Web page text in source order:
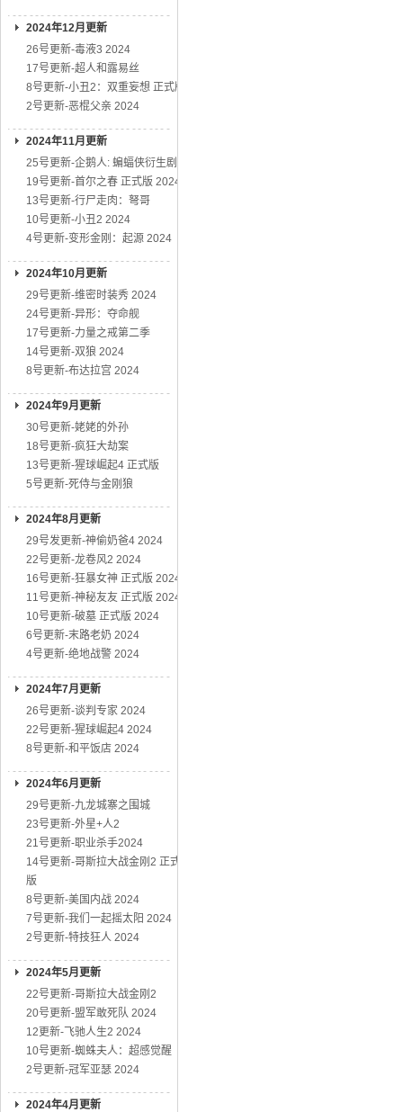
2024年12月更新
26号更新-毒液3 2024
17号更新-超人和露易丝
8号更新-小丑2：双重妄想 正式版
2号更新-恶棍父亲 2024
2024年11月更新
25号更新-企鹅人: 蝙蝠侠衍生剧
19号更新-首尔之春 正式版 2024
13号更新-行尸走肉：弩哥
10号更新-小丑2 2024
4号更新-变形金刚：起源 2024
2024年10月更新
29号更新-维密时装秀 2024
24号更新-异形：夺命舰
17号更新-力量之戒第二季
14号更新-双狼 2024
8号更新-布达拉宫 2024
2024年9月更新
30号更新-姥姥的外孙
18号更新-疯狂大劫案
13号更新-猩球崛起4 正式版
5号更新-死侍与金刚狼
2024年8月更新
29号发更新-神偷奶爸4 2024
22号更新-龙卷风2 2024
16号更新-狂暴女神 正式版 2024
11号更新-神秘友友 正式版 2024
10号更新-破墓 正式版 2024
6号更新-末路老奶 2024
4号更新-绝地战警 2024
2024年7月更新
26号更新-谈判专家 2024
22号更新-猩球崛起4 2024
8号更新-和平饭店 2024
2024年6月更新
29号更新-九龙城寨之围城
23号更新-外星+人2
21号更新-职业杀手2024
14号更新-哥斯拉大战金刚2 正式
版
8号更新-美国内战 2024
7号更新-我们一起摇太阳 2024
2号更新-特技狂人 2024
2024年5月更新
22号更新-哥斯拉大战金刚2
20号更新-盟军敢死队 2024
12更新-飞驰人生2 2024
10号更新-蜘蛛夫人：超感觉醒
2号更新-冠军亚瑟 2024
2024年4月更新